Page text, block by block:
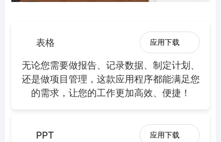
表格 应用下载
无论您需要做报告、记录数据、制定计划、
还是做项目管理，这款应用程序都能满足您
的需求，让您的工作更加高效、便捷！
PPT 应用下载